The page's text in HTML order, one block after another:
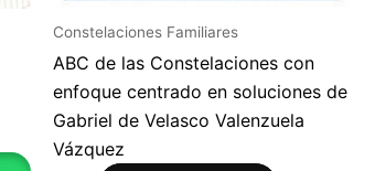
Constelaciones Familiares
ABC de las Constelaciones con
enfoque centrado en soluciones de
Gabriel de Velasco Valenzuela
Vázquez